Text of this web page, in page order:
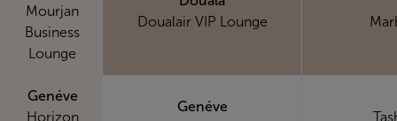
Mourjan
Business
Lounge
Doualair VIP Lounge
Genéve
Horizon
Genéve